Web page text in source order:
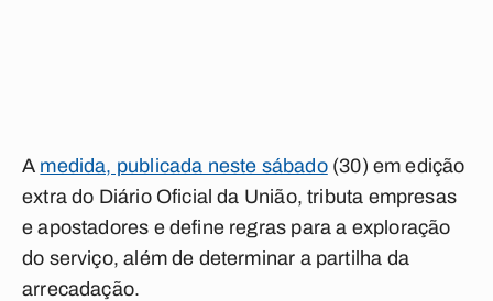
A medida, publicada neste sábado(30) em edição
extra do Diário Oficial da União, tributa empresas
e apostadores e define regras para a exploração
do serviço, além de determinar a partilha da
arrecadação.